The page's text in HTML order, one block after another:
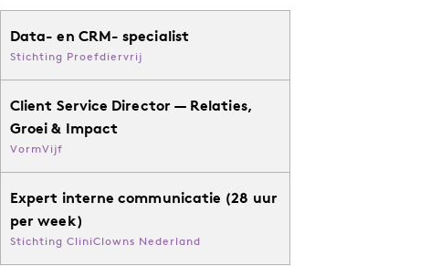
Data- en CRM- specialist
Stichting Proefdiervrij
Client Service Director — Relaties,
Groei & Impact
VormVijf
Expert interne communicatie (28 uur
per week)
Stichting CliniClowns Nederland